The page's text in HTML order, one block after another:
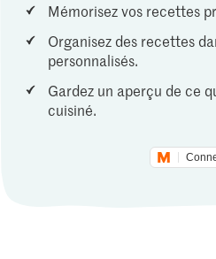
Mémorisez vos recettes
Organisez des recettes
personnalisés.
Gardez un aperçu de ce
cuisiné.